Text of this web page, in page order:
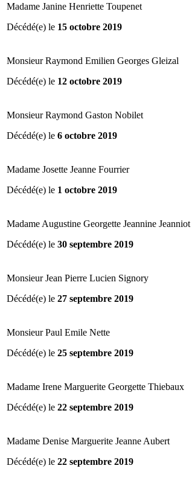
Madame Janine Henriette Toupenet
Décédé(e) le 15 octobre 2019
Monsieur Raymond Emilien Georges Gleizal
Décédé(e) le 12 octobre 2019
Monsieur Raymond Gaston Nobilet
Décédé(e) le 6 octobre 2019
Madame Josette Jeanne Fourrier
Décédé(e) le 1 octobre 2019
Madame Augustine Georgette Jeannine Jeanniot
Décédé(e) le 30 septembre 2019
Monsieur Jean Pierre Lucien Signory
Décédé(e) le 27 septembre 2019
Monsieur Paul Emile Nette
Décédé(e) le 25 septembre 2019
Madame Irene Marguerite Georgette Thiebaux
Décédé(e) le 22 septembre 2019
Madame Denise Marguerite Jeanne Aubert
Décédé(e) le 22 septembre 2019